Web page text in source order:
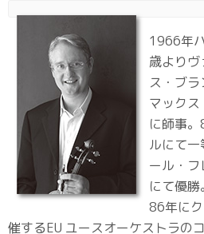
1966年
歳より
ス・ブラ
マック
に師事
ルにて
ール・
にて優勝。
86年に
催するEU ユースオーケストラの